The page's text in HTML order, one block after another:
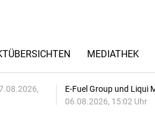
MEDIATHEK
E-Fuel Group und Liqui
06.08.2026, 15:02 Uhr